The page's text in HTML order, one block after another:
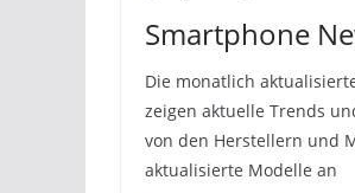
Smartphone
Die monatlich
zeigen aktuelle Trends
von den Herstellern und
aktualisierte Modelle an